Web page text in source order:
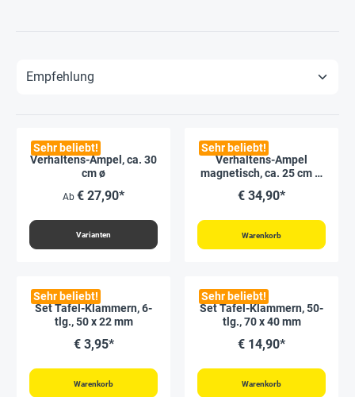
Sehr beliebt!
Verhaltens-Ampel, ca. 30
cm ø
Ab € 27,90*
Varianten
Sehr beliebt!
Verhaltens-Ampel
magnetisch, ca. 25 cm ø,
€ 34,90*
Warenkorb
Sehr beliebt!
Set Tafel-Klammern, 6-
tlg., 50 x 22 mm
€ 3,95*
Warenkorb
Sehr beliebt!
Set Tafel-Klammern, 50-
tlg., 70 x 40 mm
€ 14,90*
Warenkorb